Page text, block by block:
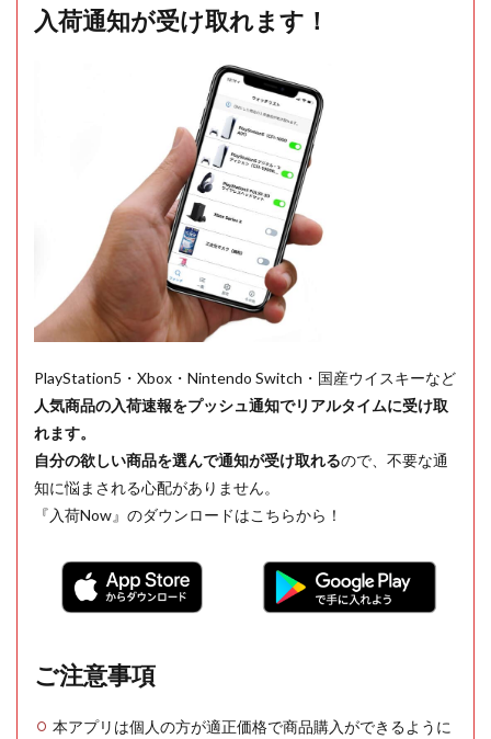
入荷通知が受け取れます！
PlayStation5・Xbox・Nintendo Switch・国産ウイスキーなど
人気商品の入荷速報をプッシュ通知でリアルタイムに受け取
れます。
自分の欲しい商品を選んで通知が受け取れるので、不要な通
知に悩まされる心配がありません。
『入荷Now』のダウンロードはこちらから！
ご注意事項
本アプリは個人の方が適正価格で商品購入ができるように